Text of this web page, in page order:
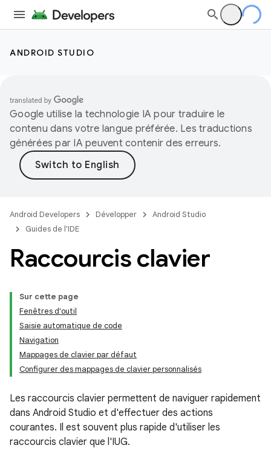
ANDROID STUDIO
Google utilise la technologie IA pour traduire le
contenu dans votre langue préférée. Les traductions
générées par IA peuvent contenir des erreurs.
Android Developers Développer
Android Studio
Guides de l'IDE
Raccourcis clavier
Sur cette page
Fenêtres d'outil
Saisie automatique de code
Navigation
Mappages de clavier par défaut
Configurer des mappages de clavier personnalisés
Les raccourcis clavier permettent de naviguer rapidement
dans Android Studio et d'effectuer des actions
courantes. Il est souvent plus rapide d'utiliser les
raccourcis clavier que l'IUG.